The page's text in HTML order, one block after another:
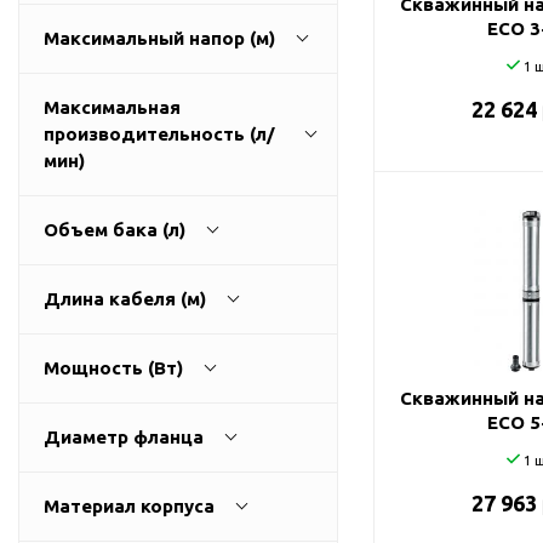
давления
насосы фланцевые
Циркуляционные
насосы (сухой ротор)
давления
насосы для ГВС
Насосы для фонтана и
Фонтанные насосы
Максимальный напор (м)
1
Максимальная
производительность (л/
мин)
Объем бака (л)
Длина кабеля (м)
Мощность (Вт)
Диаметр фланца
Материал корпуса
Скважинный
ECO
1
22 624
Скважинный
ECO
1
27 963